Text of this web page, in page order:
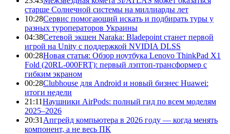
старше Солнечной системы на миллиарды лет
10:28Сервис помогающий искать и подбирать туры у
разных туроператоров Украины
04:38Сетевой экшен Naraka: Bladepoint станет первой
игрой на Unity с поддержкой NVIDIA DLSS
00:28Новая статья: Обзор ноутбука Lenovo ThinkPad X1
Fold (20RL-000FRT): первый лэптоп-трансформер с
гибким экраном
00:28Clubhouse для Android и новый бизнес Huawei:
итоги недели
21:11Наушники AirPods: полный гид по всем моделям
2025–2026
20:31 Апгрейд компьютера в 2026 году — когда менять
компонент, а не весь ПК